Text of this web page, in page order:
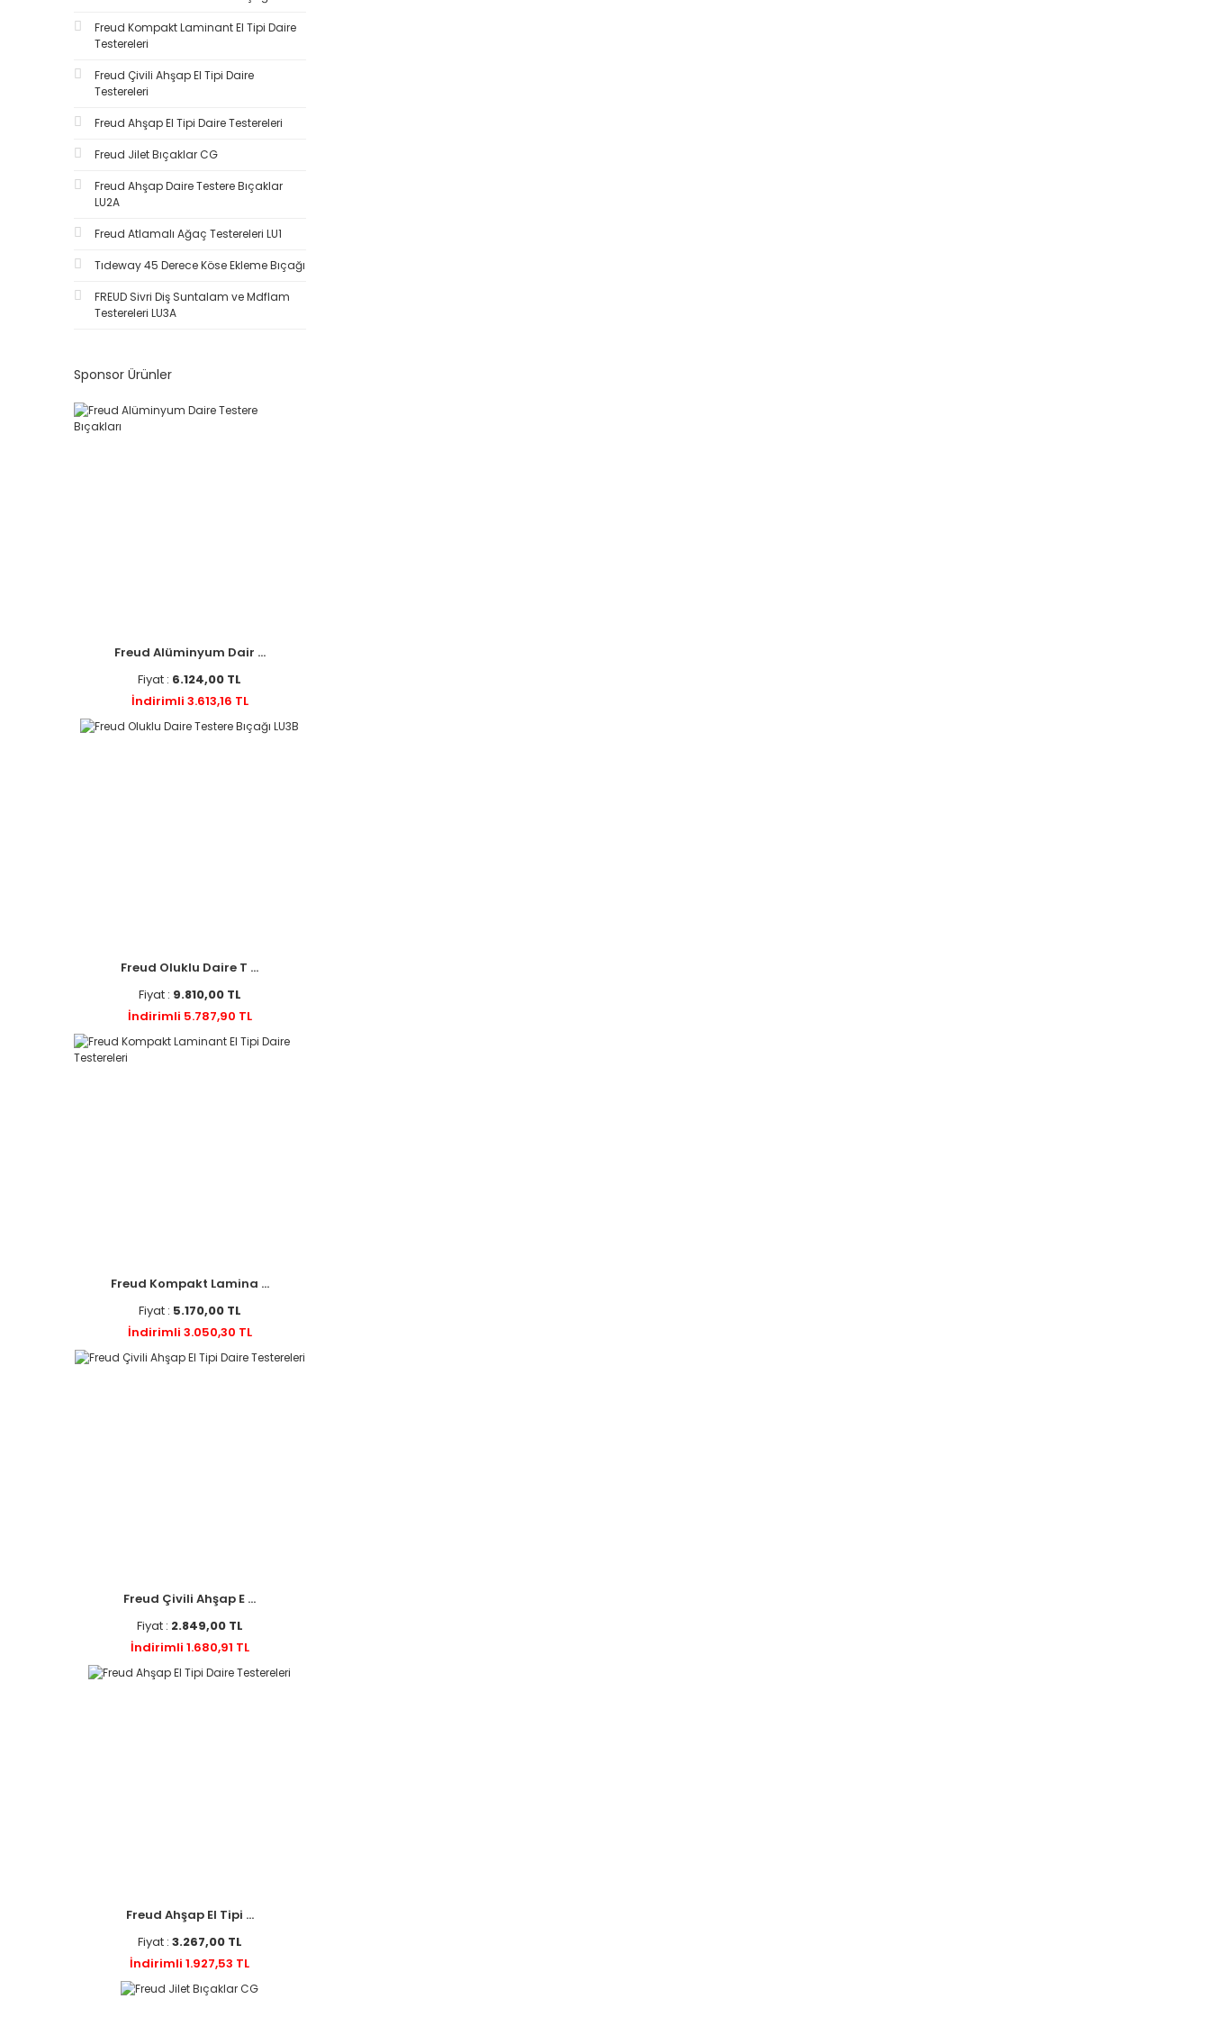
ER32-14 (1)
ER32-20 (1)
ER32-3 (1)
ER32-6 (1)
ER32-8 (1)
ER32-9 (1)
ER40-10 (1)
ER40-12 (1)
ER40-16 (1)
ER40-25 (1)
Freud Kompakt Laminant El Tipi Daire
Testereleri
Freud Çivili Ahşap El Tipi Daire
Testereleri
Freud Ahşap El Tipi Daire Testereleri
Freud Jilet Bıçaklar CG
Freud Ahşap Daire Testere Bıçaklar
LU2A
Freud Atlamalı Ağaç Testereleri LU1
Tıdeway 45 Derece Köse Ekleme Bıçağı
FREUD Sivri Diş Suntalam ve Mdflam
Testereleri LU3A
Sponsor Ürünler
Freud Alüminyum Dair ...
Fiyat : 6.124,00 TL
İndirimli 3.613,16 TL
Freud Oluklu Daire T ...
Fiyat : 9.810,00 TL
İndirimli 5.787,90 TL
Freud Kompakt Lamina ...
Fiyat : 5.170,00 TL
İndirimli 3.050,30 TL
Freud Çivili Ahşap E ...
Fiyat : 2.849,00 TL
İndirimli 1.680,91 TL
Freud Ahşap El Tipi ...
Fiyat : 3.267,00 TL
İndirimli 1.927,53 TL